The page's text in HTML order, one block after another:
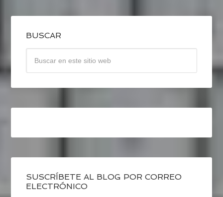
BUSCAR
SUSCRÍBETE AL BLOG POR CORREO
ELECTRÓNICO